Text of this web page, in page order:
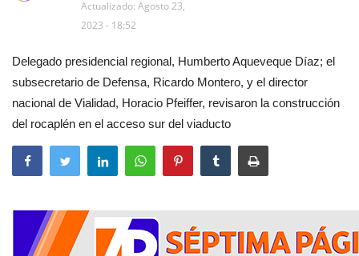
Actualizado: Agosto 23,
2023 - 18:52
Delegado presidencial regional, Humberto Aqueveque Díaz; el
subsecretario de Defensa, Ricardo Montero, y el director
nacional de Vialidad, Horacio Pfeiffer, revisaron la construcción
del rocaplén en el acceso sur del viaducto